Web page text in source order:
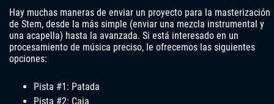
Hay muchas maneras de enviar un proyecto para la masterización
de Stem, desde la más simple (enviar una mezcla instrumental y
una acapella) hasta la avanzada. Si está interesado en un
procesamiento de música preciso, le ofrecemos las siguientes
opciones:
Pista #1: Patada
Pista #2: Caja